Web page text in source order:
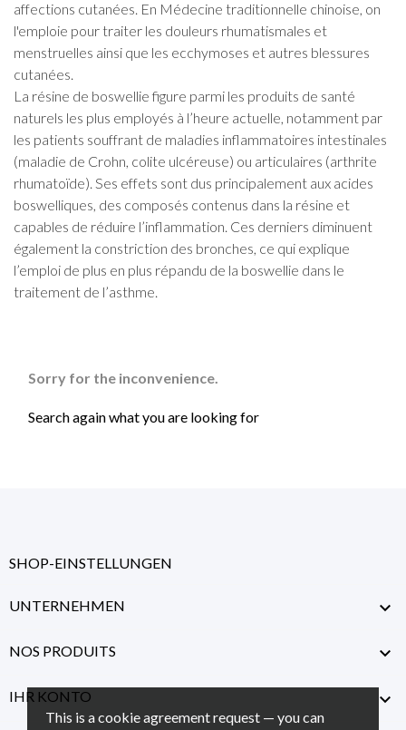
This is a cookie agreement request — you can
affections cutanées. En Médecine traditionnelle chinoise, on
l'emploie pour traiter les douleurs rhumatismales et
menstruelles ainsi que les ecchymoses et autres blessures
cutanées.
La résine de boswellie figure parmi les produits de santé
naturels les plus employés à l’heure actuelle, notamment par
les patients souffrant de maladies inflammatoires intestinales
(maladie de Crohn, colite ulcéreuse) ou articulaires (arthrite
rhumatoïde). Ses effets sont dus principalement aux acides
boswelliques, des composés contenus dans la résine et
capables de réduire l’inflammation. Ces derniers diminuent
également la constriction des bronches, ce qui explique
l’emploi de plus en plus répandu de la boswellie dans le
traitement de l’asthme.
Sorry for the inconvenience.
Search again what you are looking for
SHOP-EINSTELLUNGEN
UNTERNEHMEN 
NOS PRODUITS 
IHR KONTO 